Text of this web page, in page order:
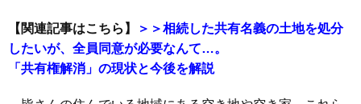
【関連記事はこちら】
＞＞相続した共有名義の土地を処分
したいが、全員同意が必要なんて…。
「共有権解消」の現状と今後を解説